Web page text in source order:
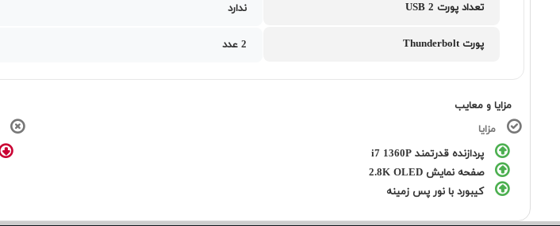
تعداد پورت USB 2 ندارد
پورت Thunderbolt 2 عدد
مزایا و معایب
مزایا
پردازنده قدرتمند i7 1360P
صفحه نمایش 2.8K OLED
کیبورد با نور پس زمینه